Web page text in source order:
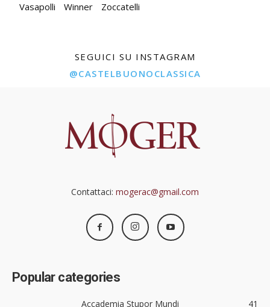
Vasapolli
Winner Zoccatelli
SEGUICI SU INSTAGRAM
@CASTELBUONOCLASSICA
Contattaci: mogerac@gmail.com
Popular categories
Accademia Stupor Mundi 41